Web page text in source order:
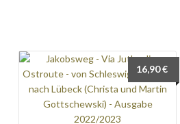
16,90€